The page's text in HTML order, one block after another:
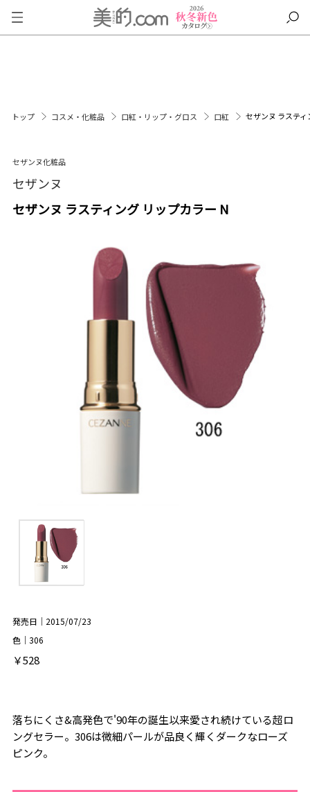
トップ コスメ・化粧品 口紅・リップ・グロス 口紅 セザンヌ ラステ
セザンヌ化粧品
セザンヌ
セザンヌ ラスティング リップカラー N
発売日｜2015/07/23
色｜306
￥528
落ちにくさ&高発色で'90年の誕生以来愛され続けている超ロ
ングセラー。306は微細パールが品良く輝くダークなローズ
ピンク。